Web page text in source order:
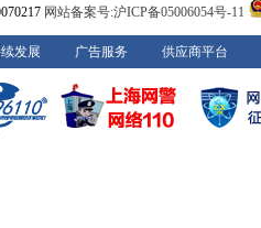
网站备案号:沪ICP备05006054号-11
发展 广告服务 供应商平台